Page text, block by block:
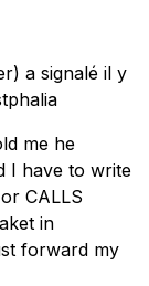
a signalé il y
me he
I have to write
CALLS
in
forward my